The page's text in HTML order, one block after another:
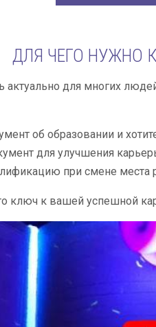
ДЛЯ ЧЕГО НУЖНО
для многих
об образовании и
для улучшения
при смене места
ключ к вашей успешной